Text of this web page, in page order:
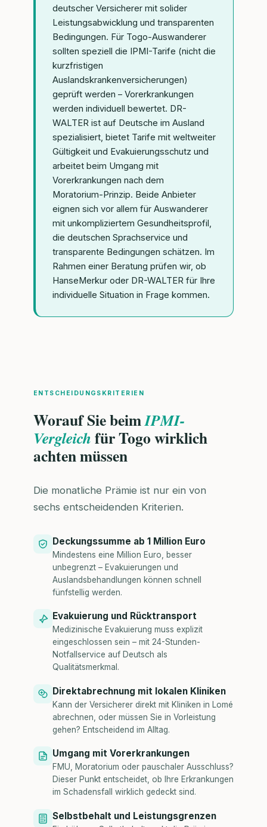
deutscher Versicherer mit solider
Leistungsabwicklung und transparenten
Bedingungen. Für Togo-Auswanderer
sollten speziell die IPMI-Tarife (nicht die
kurzfristigen
Auslandskrankenversicherungen)
geprüft werden – Vorerkrankungen
werden individuell bewertet. DR-
WALTER ist auf Deutsche im Ausland
spezialisiert, bietet Tarife mit weltweiter
Gültigkeit und Evakuierungsschutz und
arbeitet beim Umgang mit
Vorerkrankungen nach dem
Moratorium-Prinzip. Beide Anbieter
eignen sich vor allem für Auswanderer
mit unkompliziertem Gesundheitsprofil,
die deutschen Sprachservice und
transparente Bedingungen schätzen. Im
Rahmen einer Beratung prüfen wir, ob
HanseMerkur oder DR-WALTER für Ihre
individuelle Situation in Frage kommen.
ENTSCHEIDUNGSKRITERIEN
Worauf Sie beimIPMI-
Vergleichfür Togo wirklich
achten müssen
Die monatliche Prämie ist nur ein von
sechs entscheidenden Kriterien.
Deckungssumme ab 1 Million Euro
Mindestens eine Million Euro, besser
unbegrenzt – Evakuierungen und
Auslandsbehandlungen können schnell
fünfstellig werden.
Evakuierung und Rücktransport
Medizinische Evakuierung muss explizit
eingeschlossen sein – mit 24-Stunden-
Notfallservice auf Deutsch als
Qualitätsmerkmal.
Direktabrechnung mit lokalen Kliniken
Kann der Versicherer direkt mit Kliniken in Lomé
abrechnen, oder müssen Sie in Vorleistung
gehen? Entscheidend im Alltag.
Umgang mit Vorerkrankungen
FMU, Moratorium oder pauschaler Ausschluss?
Dieser Punkt entscheidet, ob Ihre Erkrankungen
im Schadensfall wirklich gedeckt sind.
Selbstbehalt und Leistungsgrenzen